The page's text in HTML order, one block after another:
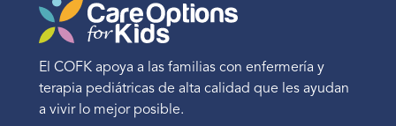
El COFK apoya a las familias con enfermería y
terapia pediátricas de alta calidad que les ayudan
a vivir lo mejor posible.